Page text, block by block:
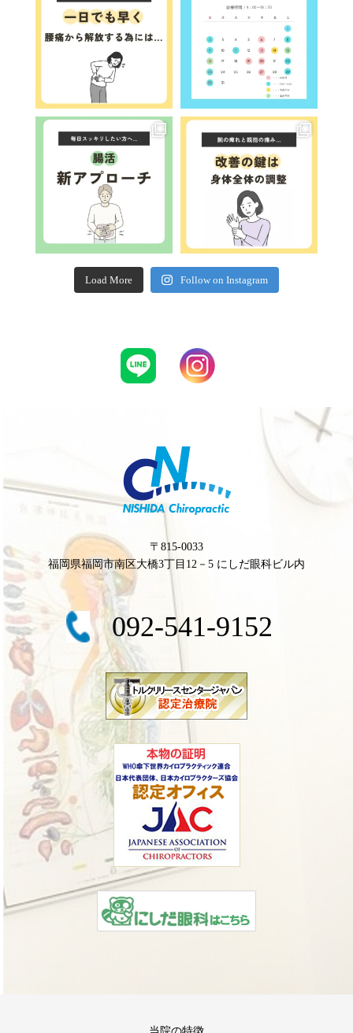
Load More Follow on Instagram
〒815-0033
福岡県福岡市南区大橋3丁目12－5 にしだ眼科ビル内
092-541-9152